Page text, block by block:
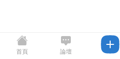
首頁 論壇